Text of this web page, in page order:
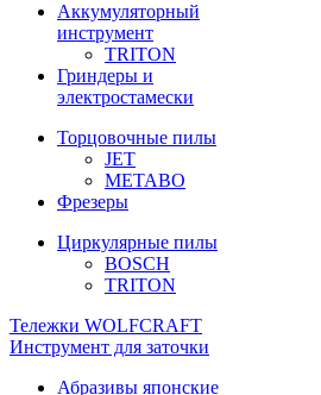
Аккумуляторный
инструмент
TRITON
Гриндеры и
электростамески
Торцовочные пилы
JET
METABO
Фрезеры
Циркулярные пилы
BOSCH
TRITON
Тележки WOLFCRAFT
Инструмент для заточки
Абразивы японские